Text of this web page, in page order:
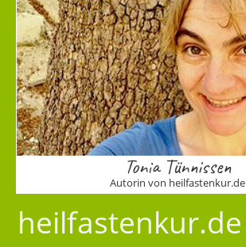
Tonia Tünnissen
Autorin von heilfastenkur.de
heilfastenkur.de